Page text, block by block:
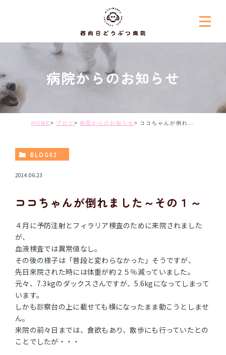
病院からのお知らせ
HOME ブログ 病院からのお知らせ ココちゃんが倒れました～その１～
BLOG02
2014.06.23
ココちゃんが倒れました～その１～
４月に予防注射とフィラリア検査のために来院されました
が、
血液検査では異常値なし。
その後の様子は「普段と変わらなかった」そうですが、
先日来院された時には体重が約２５％減っていました。
元々、7.3kgのダックスさんですが、5.6kgになってしまって
います。
しかも診察台の上に載せても横になったまま動こうとしませ
ん。
来院の前々日までは、食欲もあり、散歩にも行っていたとの
ことでしたが・・・